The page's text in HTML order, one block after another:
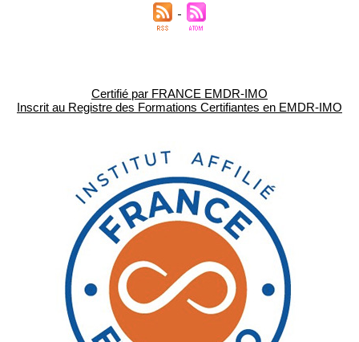
Certifié par FRANCE EMDR-IMO
Inscrit au Registre des Formations Certifiantes en EMDR-IMO